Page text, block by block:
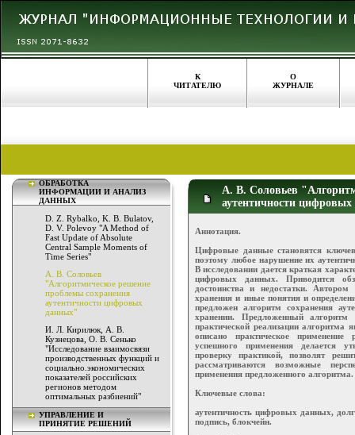
К
ЧИТАТЕЛЮ
О
ЖУРНАЛЕ
ОБРАБОТКА
ИНФОРМАЦИИ И АНАЛИЗ
ДАННЫХ
D. Z. Rybalko, K. B. Bulatov,
D. V. Polevoy "A Method of
Fast Update of Absolute
Central Sample Moments of
Time Series"
А. В. Соловьев
"Алгоритмическое решение
проблемы сохранения
аутентичности цифровых
данных"
И. Л. Кирилюк, А. В.
Кузнецова, О. В. Сенько
"Исследование взаимосвязи
производственных функций и
социально.экономических
показателей российских
регионов методом
оптимальных разбиений"
УПРАВЛЕНИЕ И
ПРИНЯТИЕ РЕШЕНИЙ
А. В. Соловьев
аутентичности
Аннотация.
Цифровые данные становятся
поэтому любое нарушение их
В исследовании дается краткая
цифровых данных. Приводится
достоинства и недостатки. Автором
хранения и иные понятия и
предложен алгоритм сохранения
хранении. Предложенный
практической реализации алгоритма
описано практическое
успешного применения делается
проверку практикой, позволят
рассматриваются возможные
применения предложенного алгоритма.
Ключевые слова:
аутентичность цифровых данных,
подпись, блокчейн.